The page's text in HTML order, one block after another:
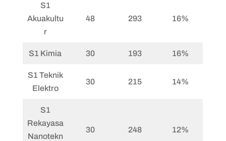
S1
Akuakultu
r
48 293 16%
S1 Kimia 30 193 16%
S1 Teknik
Elektro
30 215 14%
S1
Rekayasa
Nanotekn
30 248 12%